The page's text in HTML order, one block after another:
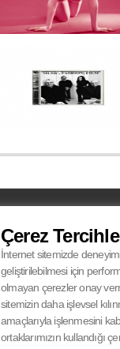
Çerez
İnternet sitemizde
geliştirilebilmesi için
olmayan çerezler onay
sitemizin daha işlevsel
amaçlarıyla işlenmesini
ortaklarımızın kullandığı
Balıkesir 87.5 Bursa
Eskişehir
95.0 İstanbul
Kocaeli
Radyo Fenomen
Ankara
98.8
Radyo
Antalya
Radyo Fenomen
Gaziantep
97.1
Radyo
İzmir